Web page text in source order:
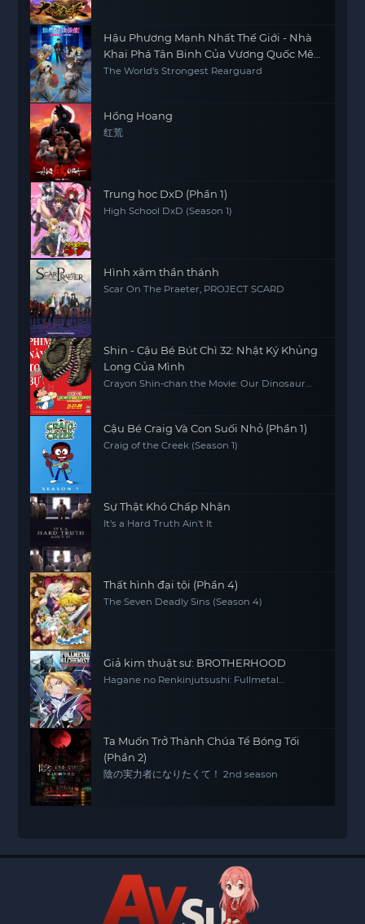
Hậu Phương Mạnh Nhất Thế Giới - Nhà
Khai Phá Tân Binh Của Vương Quốc Mê
Cung
The World's Strongest Rearguard
Hồng Hoang
红荒
Trung học DxD (Phần 1)
High School DxD (Season 1)
Hình xăm thần thánh
Scar On The Praeter, PROJECT SCARD
Shin - Cậu Bé Bút Chì 32: Nhật Ký Khủng
Long Của Mình
Crayon Shin-chan the Movie: Our Dinosaur
Cậu Bé Craig Và Con Suối Nhỏ (Phần 1)
Craig of the Creek (Season 1)
Sự Thật Khó Chấp Nhận
It's a Hard Truth Ain't It
Thất hình đại tội (Phần 4)
The Seven Deadly Sins (Season 4)
Giả kim thuật sư: BROTHERHOOD
Hagane no Renkinjutsushi: Fullmetal
Ta Muốn Trở Thành Chúa Tể Bóng Tối
(Phần 2)
陰の実力者になりたくて！ 2nd season